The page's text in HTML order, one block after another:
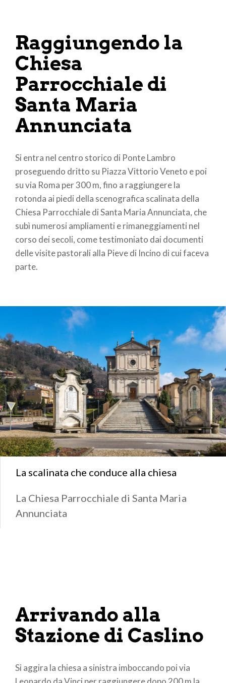
Raggiungendo la
Chiesa
Parrocchiale di
Santa Maria
Annunciata
Si entra nel centro storico di Ponte Lambro
proseguendo dritto su Piazza Vittorio Veneto e poi
su via Roma per 300 m, fino a raggiungere la
rotonda ai piedi della scenografica scalinata della
Chiesa Parrocchiale di Santa Maria Annunciata, che
subì numerosi ampliamenti e rimaneggiamenti nel
corso dei secoli, come testimoniato dai documenti
delle visite pastorali alla Pieve di Incino di cui faceva
parte.
La scalinata che conduce alla chiesa
La Chiesa Parrocchiale di Santa Maria
Annunciata
Arrivando alla
Stazione di Caslino
Si aggira la chiesa a sinistra imboccando poi via